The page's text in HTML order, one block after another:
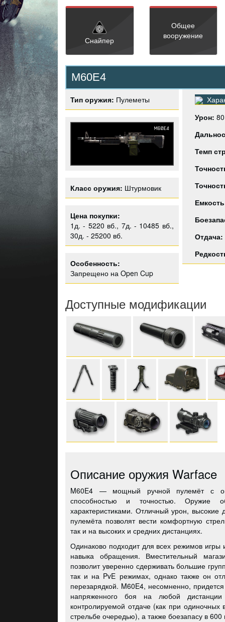
Снайпер
Общее
вооружение
M60E4
Тип оружия: Пулеметы
Класс оружия: Штурмовик
Цена покупки:
1д. - 5220 вб., 7д. - 10485 вб.,
30д. - 25200 вб.
Особенность:
Запрещено на Open Cup
Урон: 80
Темп
Отдача:
Доступные модификации
Описание оружия Warface
M60E4 — мощный ручной пулемёт с
способностью и точностью. Оружие
характеристиками. Отличный урон, высокие
пулемёта позволят вести комфортную
так и на высоких и средних дистанциях.
Одинаково подходит для всех режимов игры
навыка обращения. Вместительный
позволит уверенно сдерживать большие
так и на PvE режимах, однако также он
перезарядкой. M60E4, несомненно,
напряженного боя на любой дистанции
контролируемой отдаче (как при одиночных
стрельбе очередью), а также боезапасу в 600